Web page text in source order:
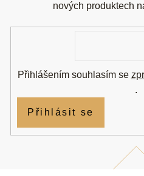
nových produktech
Přihlášením souhlasím se
.
Přihlásit se